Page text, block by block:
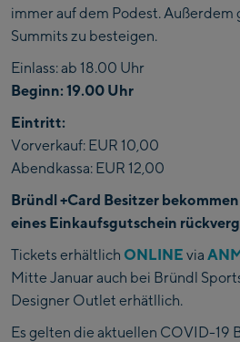
immer auf dem Podest. Außerdem
Summits zu besteigen.
Einlass: ab 18.00 Uhr
Beginn: 19.00 Uhr
Eintritt:
Vorverkauf: EUR 10,00
Abendkassa: EUR 12,00
Bründl +Card Besitzer
eines Einkaufsgutschein
Tickets erhältlich ONLINE via
Mitte Januar auch bei Bründl
Designer Outlet erhätllich.
Es gelten die aktuellen COVID-19